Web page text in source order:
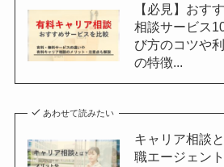
【必見】おす
相談サービス
び方のコツや
の特徴...
あわせて読みたい
キャリア相談
職エージェン